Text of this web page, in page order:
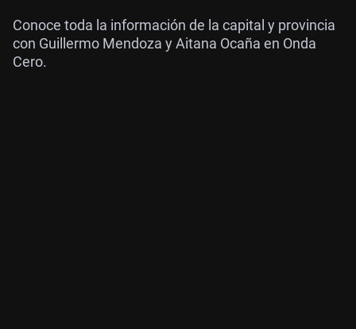
Conoce toda la información de la capital y provincia
con Guillermo Mendoza y Aitana Ocaña en Onda
Cero.